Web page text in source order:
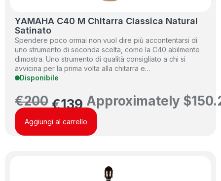
YAMAHA C40 M Chitarra Classica Natural
Satinato
Spendere poco ormai non vuol dire più accontentarsi di
uno strumento di seconda scelta, come la C40 abilmente
dimostra. Uno strumento di qualità consigliato a chi si
avvicina per la prima volta alla chitarra e…
Disponibile
€200 €139 Approximately $
Aggiungi al carrello